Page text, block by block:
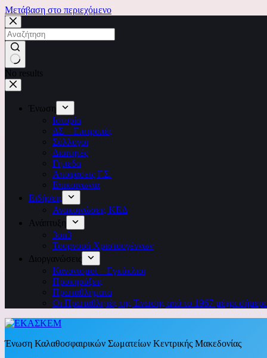
Μετάβαση στο περιεχόμενο
No results
Ένωση
Ιστορία
ΔΣ – Επιτροπές
Σύλλογοι
Διαιτητές
Γήπεδα
Αποφάσεις Γ.Σ.
Επικοινωνία
Ειδήσεις
Ανακοινώσεις ΚΕΔ
Ανάπτυξη
3on3
Τουρνουά Χριστουγέννων
Διοργανώσεις
Κανονισμοί – Εγκύκλιοι
Προκηρύξεις
Πρωταθλήματα
Οι Πρωταθλητές της Ένωσης από το 1967 μέχρι
Ένωση Καλαθοσφαιρικών Σωματείων Κεντρικής Μακεδονίας